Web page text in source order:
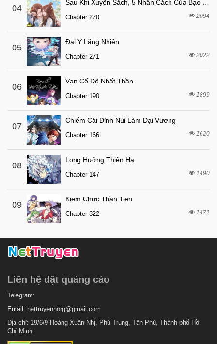
Chapter 2 3 tháng trước
Chapter 1
Chapter 0 3 tháng trước
04
Chapter 270 2094
05
Đại Y Lăng Nhiên
Chapter 271 2022
06
Vạn Cổ Đệ Nhất Thần
Chapter 190 1899
07
Chiếm Cái Đỉnh Núi Làm Đại Vương
Chapter 166 1620
08
Long Hưởng Thiên Hạ
Chapter 147 1490
09
Kiêm Chức Thần Tiên
Chapter 322 1471
Liên hệ dặt quảng cáo
Telegram:
Email: nettruyennorg@gmail.com
Địa chỉ: 19/6/9 Hoàng Xuân Nhị, Phú Trung, Tân Phú, Thành phố Hồ
Chí Minh